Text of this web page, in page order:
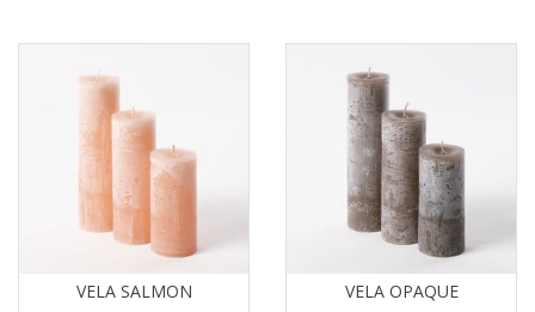
VELA SALMON VELA OPAQUE